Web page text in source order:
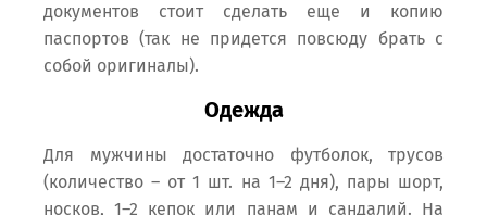
документов стоит сделать еще и копию
паспортов (так не придется повсюду брать с
собой оригиналы).
Одежда
Для мужчины достаточно футболок, трусов
(количество – от 1 шт. на 1–2 дня), пары шорт,
носков, 1–2 кепок или панам и сандалий. На